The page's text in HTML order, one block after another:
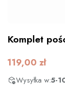
Komplet
119,00 zł
Wysyłka w:5-